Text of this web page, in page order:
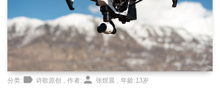
分类: label 诗歌原创 , 作者: person 张煜晨 , 年龄:13岁